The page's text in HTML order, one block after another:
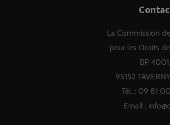
La Commission
pour les Droits
BP
95152
Tél. : 09 81
Email :